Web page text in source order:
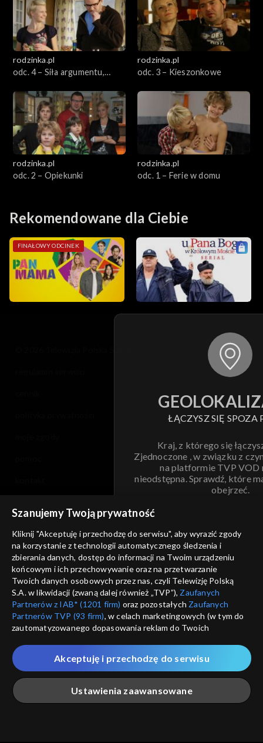
rodzinka.pl
odc. 4 – Siła argumentu,
rodzinka.pl
odc. 3 – Kieszonkowe
rodzinka.pl
odc. 2 – Opiekunki
rodzinka.pl
odc. 1 – Ferie w domu
Rekomendowane dla Ciebie
FINAŁOWY ODCINEK
ŁĄCZYSZ SIĘ SPOZA
Kraj, z którego się
Zjednoczone , w związku z
na platformie TVP VOD
nieodstępna. Sprawdź, które
obejrzeć.
ANULUJ
informacje o dostawcy usług
Szanujemy Twoją prywatność
Kliknij "Akceptuję i przechodzę do serwisu", aby wyrazić zgody
na korzystanie z technologii automatycznego śledzenia i
zbierania danych, dostęp do informacji na Twoim urządzeniu
końcowym i ich przechowywanie oraz na przetwarzanie
Twoich danych osobowych przez nas, czyli Telewizję Polską
S.A. w likwidacji (zwaną dalej również „TVP”), Zaufanych
Partnerów z IAB* (1201 firm) oraz pozostałych Zaufanych
Partnerów TVP (93 firm), w celach marketingowych (w tym do
zautomatyzowanego dopasowania reklam do Twoich
które wskazujemy poniżej, a także zgody na udostępnianie
przez nas identyfikatora PPID do Google.
Twoje dane osobowe zbierane podczas odwiedzania przez
Ciebie naszych
poszczególnych serwisówzwanych dalej
„Portalem”, w tym informacje zapisywane za pomocą
Ustawienia zaawansowane
Akceptuję i przechodzę do serwisu